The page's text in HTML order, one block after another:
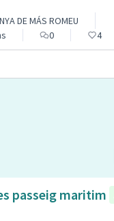
DE MÁS ROMEU
0 4
passeig maritim